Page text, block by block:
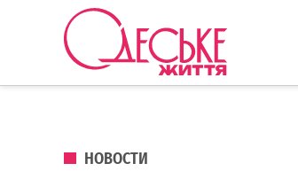
Перейти к содержанию
ОПУБЛИКОВАНО В
НОВОСТИ